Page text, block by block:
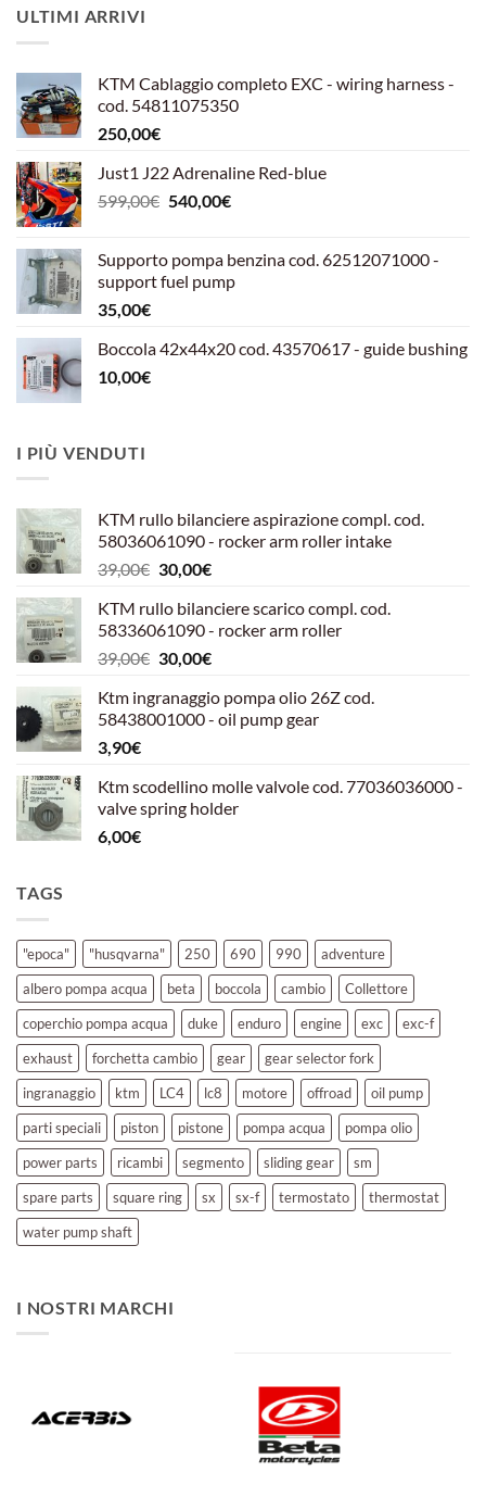
ULTIMI ARRIVI
KTM Cablaggio completo EXC - wiring harness -
cod. 54811075350
250,00€
Just1 J22 Adrenaline Red-blue
599,00€ Il
era:
599,00€.
540,00€Il
è:
540,00€.
Supporto pompa benzina cod. 62512071000 -
support fuel pump
35,00€
Boccola 42x44x20 cod. 43570617 - guide bushing
10,00€
I PIÙ VENDUTI
KTM rullo bilanciere aspirazione compl. cod.
58036061090 - rocker arm roller intake
39,00€ Il
originale
era:
39,00€.
30,00€Il
attuale
è:
30,00€.
KTM rullo bilanciere scarico compl. cod.
58336061090 - rocker arm roller
39,00€ Il
originale
era:
30,00€Il
attuale
è:
Ktm ingranaggio pompa olio 26Z cod.
58438001000 - oil pump gear
3,90€
Ktm scodellino molle valvole cod. 77036036000 -
valve spring holder
6,00€
TAGS
"epoca" "husqvarna" 250 690 990
adventure
albero pompa acqua
beta boccola cambio
Collettore
coperchio pompa acqua
duke enduro engine exc
exc-f
exhaust
forchetta cambio gear
gear selector fork
ingranaggio
ktm LC4 lc8 motore offroad
oil pump
parti speciali
piston pistone pompa acqua
pompa olio
power parts
ricambi segmento sliding gear
sm
spare parts
square ring sx sx-f termostato
thermostat
water pump shaft
I NOSTRI MARCHI